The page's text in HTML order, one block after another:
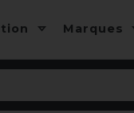
Marques